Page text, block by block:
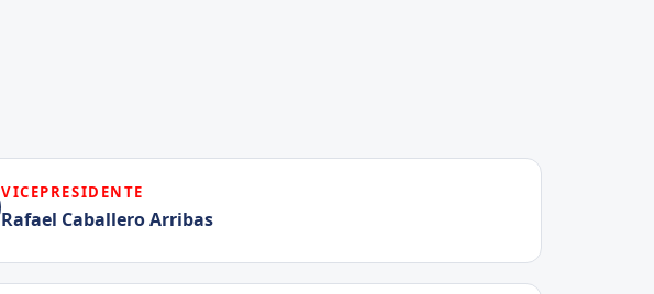
VICEPRESIDENTE
Rafael Caballero Arribas